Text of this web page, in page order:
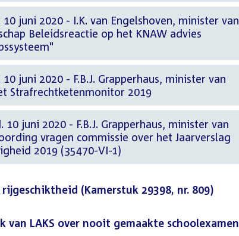
juni 2020 - I.K. van Engelshoven, minister van
Beleidsreactie op het KNAW advies
juni 2020 - F.B.J. Grapperhaus, minister van
Strafrechtketenmonitor 2019
juni 2020 - F.B.J. Grapperhaus, minister van
vragen commissie over het Jaarverslag
2019 (35470-VI-1)
(Kamerstuk 29398, nr. 809)
van LAKS over nooit gemaakte